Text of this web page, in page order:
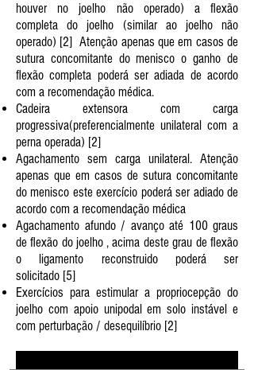
houver no joelho não operado) a flexão
completa do joelho (similar ao joelho não
operado) [2]​​ Atenção apenas que em casos de
sutura concomitante do menisco o ganho de
flexão completa poderá ser adiada de acordo
com a recomendação médica.
Cadeira extensora com carga
progressiva(preferencialmente unilateral com a
perna operada) [2]
Agachamento sem carga unilateral. Atenção
apenas que em casos de sutura concomitante
do menisco este exercício poderá ser adiado de
acordo com a recomendação médica
Agachamento afundo / avanço até 100 graus
de flexão do joelho , acima deste grau de flexão
o ligamento reconstruido poderá ser
solicitado [5]
Exercícios para estimular a propriocepção do
joelho com apoio unipodal em solo instável e
com perturbação / desequilíbrio [2]